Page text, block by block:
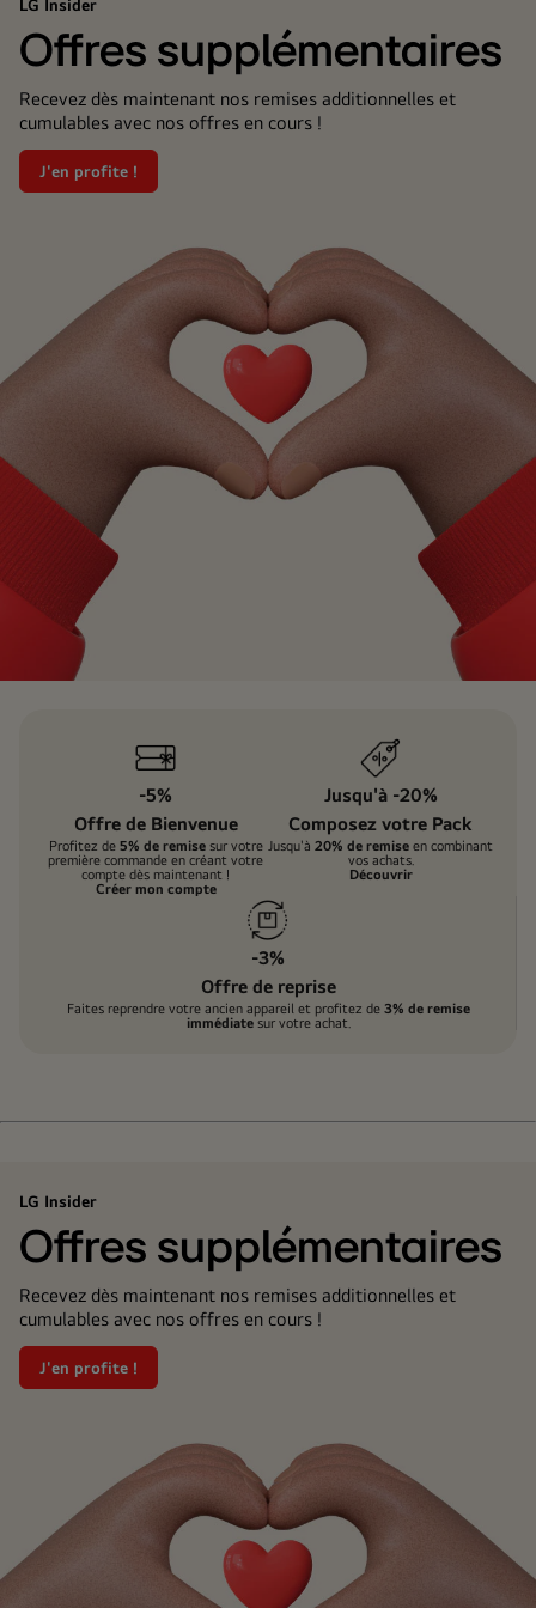
LG Insider
Offres supplémentaires
Recevez dès maintenant nos remises additionnelles et
cumulables avec nos offres en cours !
Offres
supplémentaires
J'en profite !
-5%
Offre de Bienvenue
Profitez de 5% de remisesur votre
première commande en créant votre
compte dès maintenant !
Créer mon compte
Jusqu'à -20%
Composez votre Pack
Jusqu'à 20% de remise en combinant
vos achats.
Découvrir
-3%
Offre de reprise
Faites reprendre votre ancien appareil et profitez de 3% de remise
immédiatesur votre achat.
LG Insider
Offres supplémentaires
Recevez dès maintenant nos remises additionnelles et
cumulables avec nos offres en cours !
Offres
supplémentaires
J'en profite !